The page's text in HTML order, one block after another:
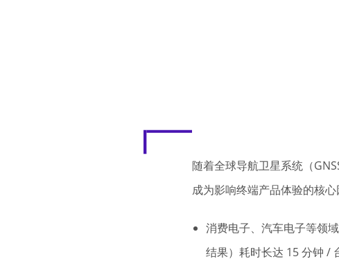
随着全球导航卫星系统（
成为影响终端产品体验的核
消费电子、汽车电子等领
结果）耗时长达 15 分钟 /